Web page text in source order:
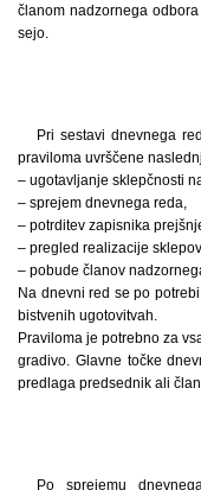
članom nadzornega
sejo.
Pri sestavi dnevnega
praviloma uvrščene
– ugotavljanje sklepčnosti
– sprejem dnevnega reda,
– potrditev zapisnika
– pregled realizacije
– pobude članov
Na dnevni red se po
bistvenih ugotovitvah.
Praviloma je potrebno za
gradivo. Glavne točke
predlaga predsednik ali
Po sprejemu